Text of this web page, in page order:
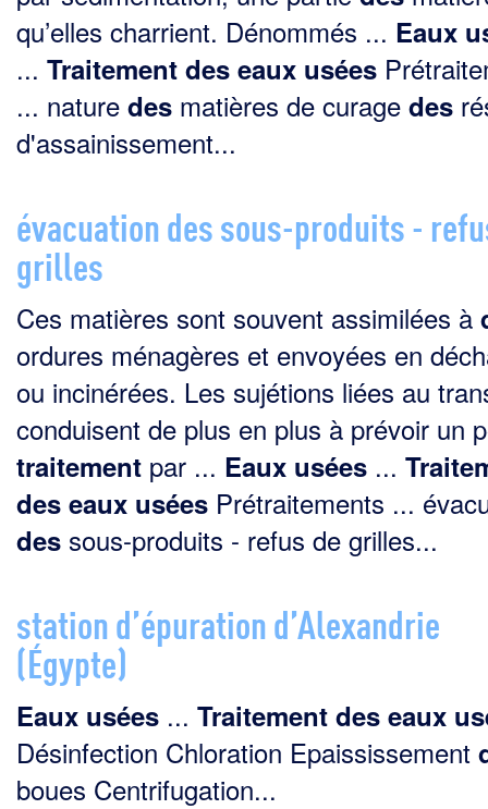
qu’elles charrient. Dénommés ... Eaux
... Traitement des eaux usées
... nature des matières de curage des
d'assainissement...
évacuation des sous-produits -
grilles
Ces matières sont souvent assimilées à
ordures ménagères et envoyées en
ou incinérées. Les sujétions liées au
conduisent de plus en plus à prévoir un
traitement par ... Eaux usées ...
des eaux usées Prétraitements ...
des sous-produits - refus de grilles...
station d’épuration d’Alexandrie
(Égypte)
Eaux usées ... Traitement des eaux
Désinfection Chloration Epaississement
boues Centrifugation...